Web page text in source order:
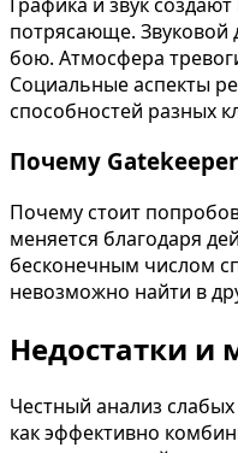
потрясающе. Звуковой
бою. Атмосфера
Социальные аспекты
способностей разных
Почему
Почему стоит
меняется благодаря
бесконечным числом
невозможно найти в
Недостатки и
Честный анализ
как эффективно